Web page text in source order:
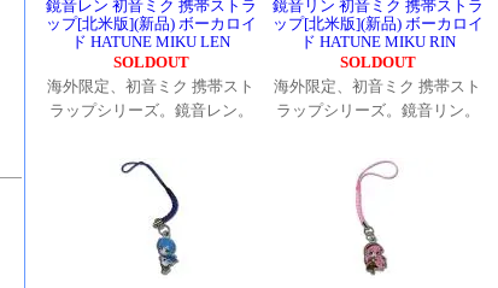
鏡音レン 初音ミク 携帯ストラ
ップ[北米版](新品) ボーカロイ
ド HATUNE MIKU LEN
SOLDOUT
海外限定、初音ミク 携帯スト
ラップシリーズ。鏡音レン。
鏡音リン 初音ミク 携帯ストラ
ップ[北米版](新品) ボーカロイ
ド HATUNE MIKU RIN
SOLDOUT
海外限定、初音ミク 携帯スト
ラップシリーズ。鏡音リン。